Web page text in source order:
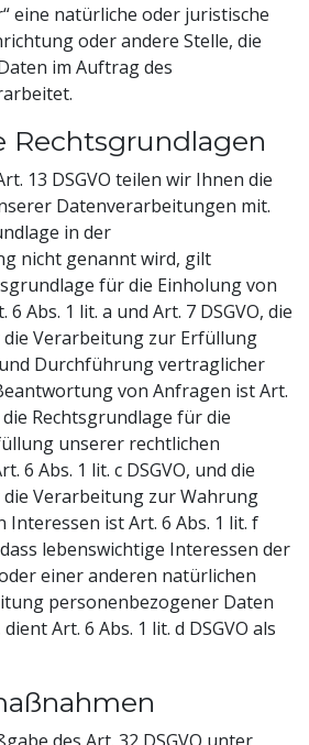
eine natürliche oder juristische
oder andere Stelle, die
im Auftrag des
Rechtsgrundlagen
13 DSGVO teilen wir Ihnen die
Datenverarbeitungen mit.
in der
nicht genannt wird, gilt
für die Einholung von
Abs. 1 lit. a und Art. 7 DSGVO, die
Verarbeitung zur Erfüllung
Durchführung vertraglicher
von Anfragen ist Art.
die Rechtsgrundlage für die
unserer rechtlichen
6 Abs. 1 lit. c DSGVO, und die
Verarbeitung zur Wahrung
ist Art. 6 Abs. 1 lit. f
dass lebenswichtige Interessen der
einer anderen natürlichen
personenbezogener Daten
Art. 6 Abs. 1 lit. d DSGVO als
des Art. 32 DSGVO unter